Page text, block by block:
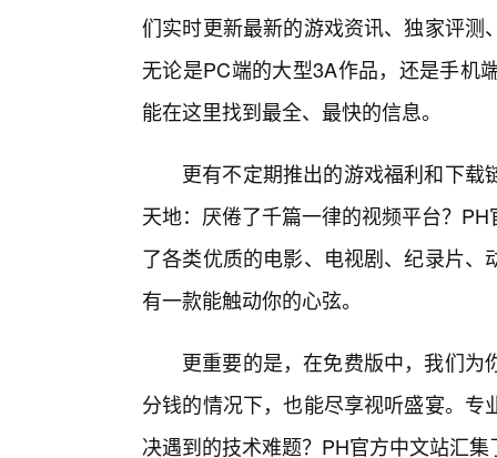
们实时更新最新的游戏资讯、独家评
无论是PC端的大型3A作品，还是手机
能在这里找到最全、最快的信息。
更有不定期推出的游戏福利和下
天地：厌倦了千篇一律的视频平台？
了各类优质的电影、电视剧、纪录片
有一款能触动你的心弦。
更重要的是，在免费版中，我们
分钱的情况下，也能尽享视听盛宴。
决遇到的技术难题？PH官方中文站汇